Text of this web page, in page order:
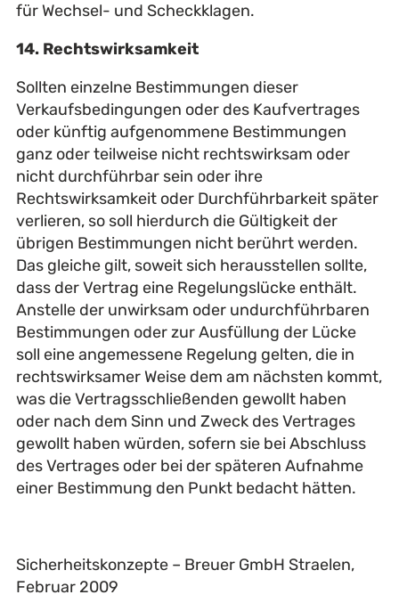
für Wechsel- und Scheckklagen.
14. Rechtswirksamkeit
Sollten einzelne Bestimmungen dieser
Verkaufsbedingungen oder des Kaufvertrages
oder künftig aufgenommene Bestimmungen
ganz oder teilweise nicht rechtswirksam oder
nicht durchführbar sein oder ihre
Rechtswirksamkeit oder Durchführbarkeit später
verlieren, so soll hierdurch die Gültigkeit der
übrigen Bestimmungen nicht berührt werden.
Das gleiche gilt, soweit sich herausstellen sollte,
dass der Vertrag eine Regelungslücke enthält.
Anstelle der unwirksam oder undurchführbaren
Bestimmungen oder zur Ausfüllung der Lücke
soll eine angemessene Regelung gelten, die in
rechtswirksamer Weise dem am nächsten kommt,
was die Vertragsschließenden gewollt haben
oder nach dem Sinn und Zweck des Vertrages
gewollt haben würden, sofern sie bei Abschluss
des Vertrages oder bei der späteren Aufnahme
einer Bestimmung den Punkt bedacht hätten.
Sicherheitskonzepte – Breuer GmbH Straelen,
Februar 2009